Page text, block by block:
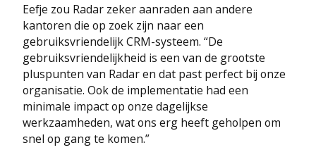
Eefje zou Radar zeker aanraden aan andere
kantoren die op zoek zijn naar een
gebruiksvriendelijk CRM-systeem. “De
gebruiksvriendelijkheid is een van de grootste
pluspunten van Radar en dat past perfect bij onze
organisatie. Ook de implementatie had een
minimale impact op onze dagelijkse
werkzaamheden, wat ons erg heeft geholpen om
snel op gang te komen.”